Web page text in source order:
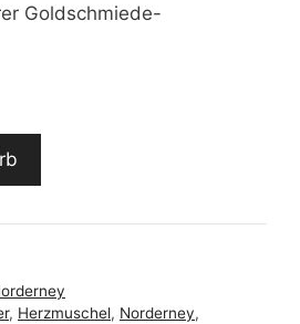
Goldschmiede-
, Herzmuschel, Norderney,